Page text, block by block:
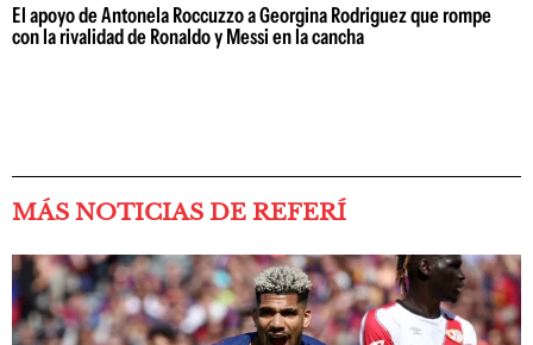
El apoyo de Antonela Roccuzzo a Georgina Rodriguez que rompe
con la rivalidad de Ronaldo y Messi en la cancha
MÁS NOTICIAS DE REFERÍ